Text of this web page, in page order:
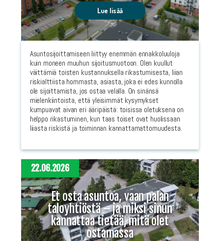
Lue lisää
Asuntosijoittamiseen liittyy enemmän ennakkoluuloja
kuin moneen muuhun sijoitusmuotoon. Olen kuullut
väittämiä toisten kustannuksella rikastumisesta, liian
riskialttiista hommasta, asiasta, joka ei edes kunnolla
ole sijoittamista, jos ostaa velalla. On sinänsä
mielenkiintoista, että yleisimmät kysymykset
kumpuavat aivan eri ääripäistä: toisissa oletuksena on
helppo rikastuminen, kun taas toiset ovat huolissaan
liiasta riskistä ja toiminnan kannattamattomuudesta.
Et osta asuntoa, vaan palan
taloyhtiöstä – ja miksi sinun
kannattaa tietää, mitä olet
ostamassa
22.06.2026